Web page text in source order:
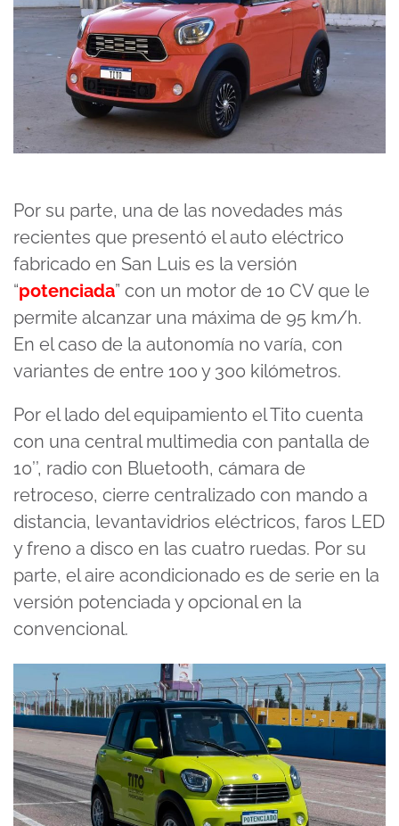
Por su parte, una de las novedades más
recientes que presentó el auto eléctrico
fabricado en San Luis es la versión
“potenciada” con un motor de 10 CV que le
permite alcanzar una máxima de 95 km/h.
En el caso de la autonomía no varía, con
variantes de entre 100 y 300 kilómetros.
Por el lado del equipamiento el Tito cuenta
con una central multimedia con pantalla de
10’’, radio con Bluetooth, cámara de
retroceso, cierre centralizado con mando a
distancia, levantavidrios eléctricos, faros LED
y freno a disco en las cuatro ruedas. Por su
parte, el aire acondicionado es de serie en la
versión potenciada y opcional en la
convencional.